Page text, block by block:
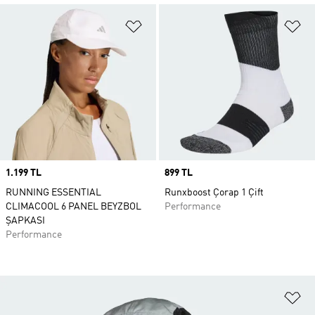
Favori Listesine Ekle
Price
1.199 TL
RUNNING ESSENTIAL
CLIMACOOL 6 PANEL BEYZBOL
ŞAPKASI
Performance
Price
899 TL
Runxboost Çorap 1 Çift
Performance